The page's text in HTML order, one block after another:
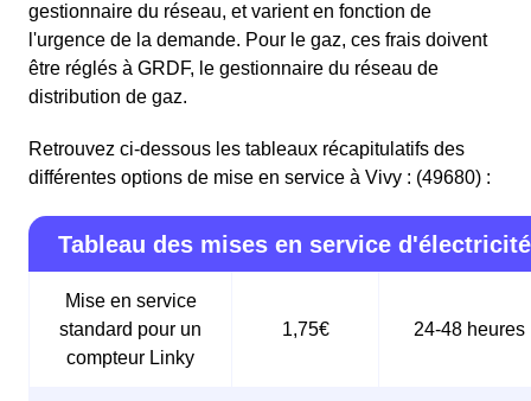
gestionnaire du réseau, et varient en fonction de
l'urgence de la demande. Pour le gaz, ces frais doivent
être réglés à GRDF, le gestionnaire du réseau de
distribution de gaz.
Retrouvez ci-dessous les tableaux récapitulatifs des
différentes options de mise en service à Vivy : (49680) :
Tableau des mises en service d'électricité
Mise en service
standard pour un
compteur Linky
1,75€ 24-48 heures